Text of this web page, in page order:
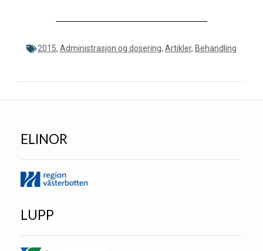
2015, Administrasjon og dosering, Artikler, Behandling
ELINOR
LUPP